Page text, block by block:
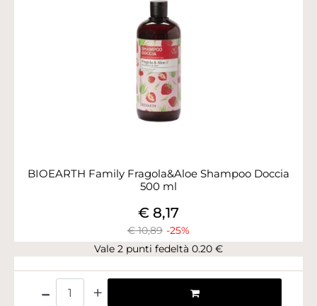
BIOEARTH Family Fragola&Aloe Shampoo Doccia
500 ml
€ 10,89 -25%
€ 8,17
Vale 2 punti fedeltà 0.20 €